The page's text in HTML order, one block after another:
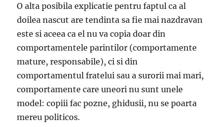
O alta posibila explicatie pentru faptul ca al
doilea nascut are tendinta sa fie mai nazdravan
este si aceea ca el nu va copia doar din
comportamentele parintilor (comportamente
mature, responsabile), ci si din
comportamentul fratelui sau a surorii mai mari,
comportamente care uneori nu sunt unele
model: copiii fac pozne, ghidusii, nu se poarta
mereu politicos.